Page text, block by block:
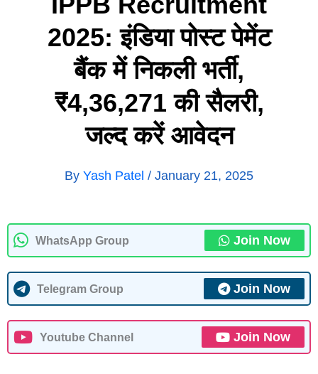
2025: इंडिया पोस्ट पेमेंट
बैंक में निकली भर्ती,
₹4,36,271 की सैलरी,
जल्द करें आवेदन
By Yash Patel / January 21, 2025
WhatsApp Group Join Now
Telegram Group Join Now
Youtube Channel Join Now